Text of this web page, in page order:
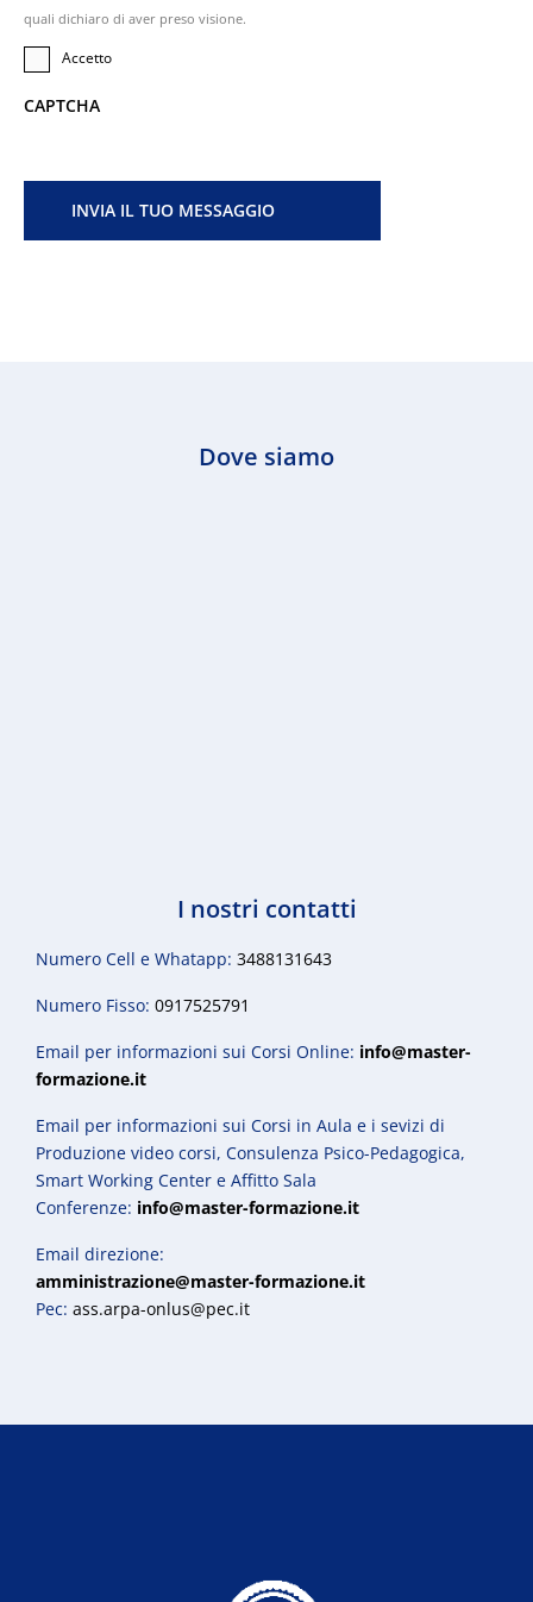
quali dichiaro di aver preso visione.
Accetto
CAPTCHA
Dove siamo
I nostri contatti
Numero Cell e Whatapp: 3488131643
Numero Fisso: 0917525791
Email per informazioni sui Corsi Online: info@master-
formazione.it
Email per informazioni sui Corsi in Aula e i sevizi di
Produzione video corsi, Consulenza Psico-Pedagogica,
Smart Working Center e Affitto Sala
Conferenze: info@master-formazione.it
Email direzione:
amministrazione@master-formazione.it
Pec: ass.arpa-onlus@pec.it